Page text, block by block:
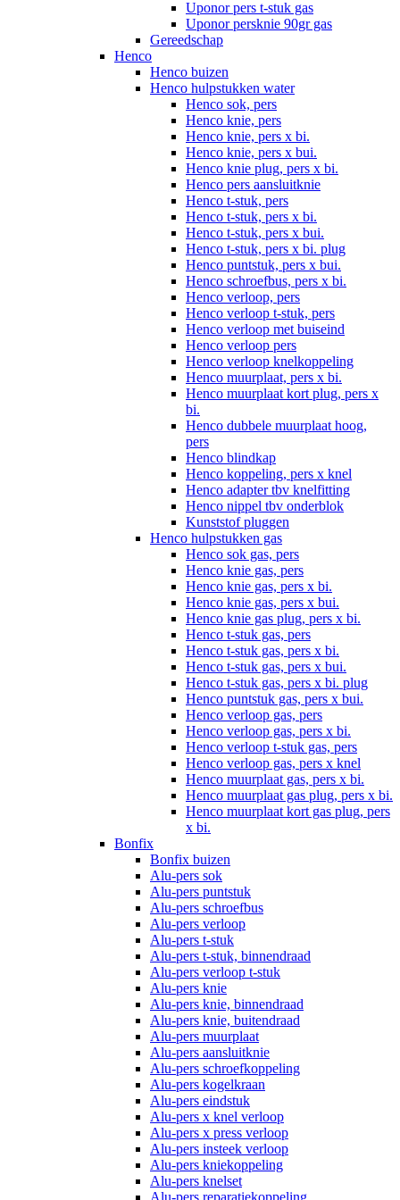
Uponor pers t-stuk gas
Uponor persknie 90gr gas
Gereedschap
Henco
Henco buizen
Henco hulpstukken water
Henco sok, pers
Henco knie, pers
Henco knie, pers x bi.
Henco knie, pers x bui.
Henco knie plug, pers x bi.
Henco pers aansluitknie
Henco t-stuk, pers
Henco t-stuk, pers x bi.
Henco t-stuk, pers x bui.
Henco t-stuk, pers x bi. plug
Henco puntstuk, pers x bui.
Henco schroefbus, pers x bi.
Henco verloop, pers
Henco verloop t-stuk, pers
Henco verloop met buiseind
Henco verloop pers
Henco verloop knelkoppeling
Henco muurplaat, pers x bi.
Henco muurplaat kort plug, pers x
bi.
Henco dubbele muurplaat hoog,
pers
Henco blindkap
Henco koppeling, pers x knel
Henco adapter tbv knelfitting
Henco nippel tbv onderblok
Kunststof pluggen
Henco hulpstukken gas
Henco sok gas, pers
Henco knie gas, pers
Henco knie gas, pers x bi.
Henco knie gas, pers x bui.
Henco knie gas plug, pers x bi.
Henco t-stuk gas, pers
Henco t-stuk gas, pers x bi.
Henco t-stuk gas, pers x bui.
Henco t-stuk gas, pers x bi. plug
Henco puntstuk gas, pers x bui.
Henco verloop gas, pers
Henco verloop gas, pers x bi.
Henco verloop t-stuk gas, pers
Henco verloop gas, pers x knel
Henco muurplaat gas, pers x bi.
Henco muurplaat gas plug, pers x bi.
Henco muurplaat kort gas plug, pers
x bi.
Bonfix
Bonfix buizen
Alu-pers sok
Alu-pers puntstuk
Alu-pers schroefbus
Alu-pers verloop
Alu-pers t-stuk
Alu-pers t-stuk, binnendraad
Alu-pers verloop t-stuk
Alu-pers knie
Alu-pers knie, binnendraad
Alu-pers knie, buitendraad
Alu-pers muurplaat
Alu-pers aansluitknie
Alu-pers schroefkoppeling
Alu-pers kogelkraan
Alu-pers eindstuk
Alu-pers x knel verloop
Alu-pers x press verloop
Alu-pers insteek verloop
Alu-pers kniekoppeling
Alu-pers knelset
Alu-pers reparatiekoppeling